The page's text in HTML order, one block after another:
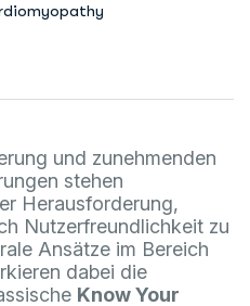
und zunehmenden
stehen
Herausforderung,
Nutzerfreundlichkeit zu
Ansätze im Bereich
dabei die
Know Your